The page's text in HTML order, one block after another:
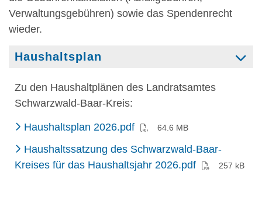
Verwaltungsgebühren) sowie das Spendenrecht
wieder.
Haushaltsplan
Zu den Haushaltplänen des Landratsamtes
Schwarzwald-Baar-Kreis:
Haushaltsplan 2026.pdf(PDF)64.6 MB
Haushaltssatzung des Schwarzwald-Baar-
Kreises für das Haushaltsjahr 2026.pdf(PDF)257 kB